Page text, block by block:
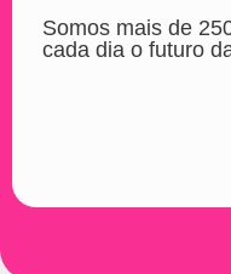
Somos mais de
cada dia o futuro